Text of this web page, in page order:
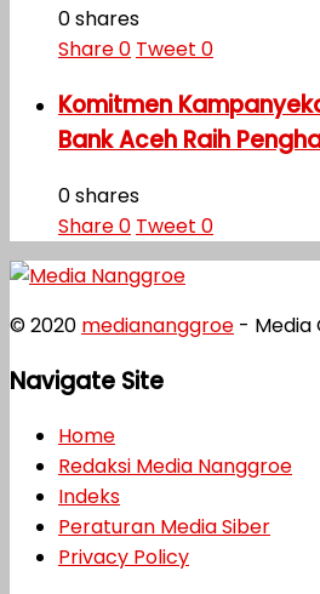
0 shares
Share0 Tweet 0
Komitmen
Bank Aceh Raih
0 shares
Share0 Tweet 0
© 2020 mediananggroe - Media
Navigate Site
Home
Redaksi Media Nanggroe
Indeks
Peraturan Media Siber
Privacy Policy